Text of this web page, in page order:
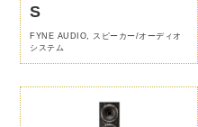
S
FYNE AUDIO, スピーカー/オーディオ
システム